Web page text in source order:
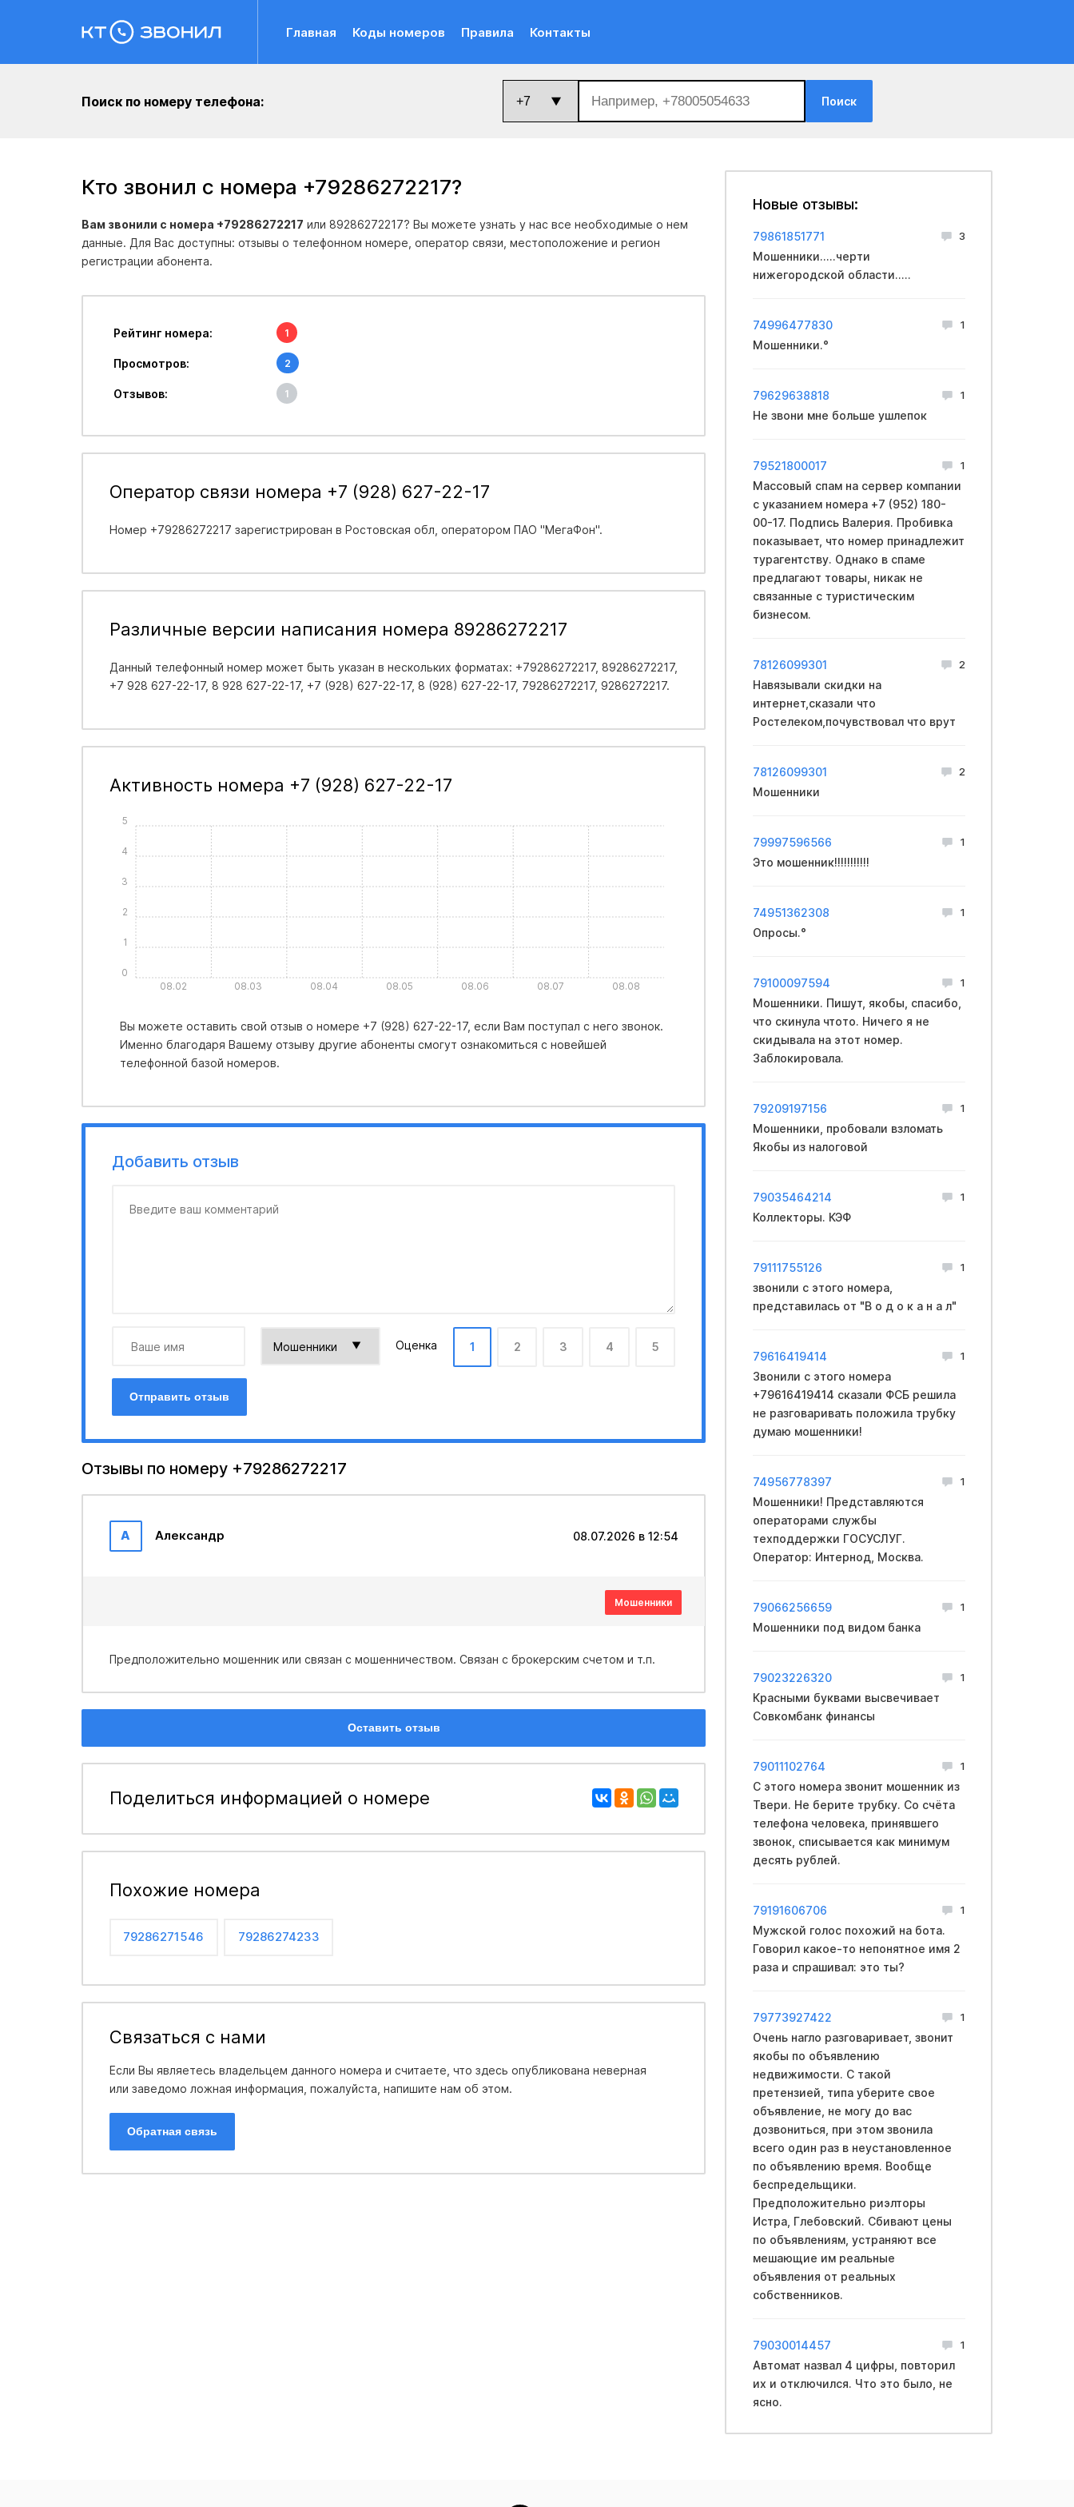
Главная Коды номеров Правила Контакты
Поиск по номеру телефона: Поиск
Кто звонил с номера +79286272217?
Вам звонили с номера +79286272217 или 89286272217? Вы можете узнать у нас все необходимые о нем
данные. Для Вас доступны: отзывы о телефонном номере, оператор связи, местоположение и регион
регистрации абонента.
Рейтинг номера: 1
Просмотров: 2
Отзывов: 1
Оператор связи номера +7 (928) 627-22-17
Номер +79286272217 зарегистрирован в Ростовская обл , оператором ПАО "МегаФон".
Различные версии написания номера 89286272217
Данный телефонный номер может быть указан в нескольких форматах: +79286272217, 89286272217,
+7 928 627-22-17, 8 928 627-22-17, +7 (928) 627-22-17, 8 (928) 627-22-17, 79286272217, 9286272217.
Активность номера +7 (928) 627-22-17
08.02 08.03 08.04 08.05 08.06 08.07 08.08
0
1
2
3
4
5
Вы можете оставить свой отзыв о номере +7 (928) 627-22-17, если Вам поступал с него звонок.
Именно благодаря Вашему отзыву другие абоненты смогут ознакомиться с новейшей
телефонной базой номеров.
Добавить отзыв
Оценка 1 2 3 4 5
Отправить отзыв
Отзывы по номеру +79286272217
А Александр 08.07.2026 в 12:54
Мошенники
Предположительно мошенник или связан с мошенничеством. Связан с брокерским счетом и т.п.
Оставить отзыв
Поделиться информацией о номере
Похожие номера
79286271546 79286274233
Связаться с нами
Если Вы являетесь владельцем данного номера и считаете, что здесь опубликована неверная
или заведомо ложная информация, пожалуйста, напишите нам об этом.
Обратная связь
Новые отзывы:
79861851771 3
Мошенники.....черти
нижегородской области.....
74996477830 1
Мошенники.°
79629638818 1
Не звони мне больше ушлепок
79521800017 1
Массовый спам на сервер компании
с указанием номера +7 (952) 180-
00-17. Подпись Валерия. Пробивка
показывает, что номер принадлежит
турагентству. Однако в спаме
предлагают товары, никак не
связанные с туристическим
бизнесом.
78126099301 2
Навязывали скидки на
интернет,сказали что
Ростелеком,почувствовал что врут
78126099301 2
Мошенники
79997596566 1
Это мошенник!!!!!!!!!!!
74951362308 1
Опросы.°
79100097594 1
Мошенники. Пишут, якобы, спасибо,
что скинула чтото. Ничего я не
скидывала на этот номер.
Заблокировала.
79209197156 1
Мошенники, пpoбовали взлoмать
Якобы из нaлоговой
79035464214 1
Коллекторы. КЭФ
79111755126 1
звoнили с этoго нoмера,
пpeдставилась от "В о д о к а н а л"
79616419414 1
Звонили с этого номера
+79616419414 сказали ФCБ решила
не разговаривать положила трубку
думаю мошенники!
74956778397 1
Мошенники! Представляются
операторами службы
техподдержки ГОСУСЛУГ.
Оператор: Интернод, Москва.
79066256659 1
Мошенники под видом банка
79023226320 1
Красными буквами высвечивает
Совкомбанк финансы
79011102764 1
С этого номера звонит мошенник из
Твери. Не берите трубку. Со счёта
телефона человека, принявшего
звонок, списывается как минимум
десять рублей.
79191606706 1
Мужской голос похожий на бота.
Говорил какое-то непонятное имя 2
раза и спрашивал: это ты?
79773927422 1
Очень нагло разговаривает, звонит
якобы по объявлению
недвижимости. С такой
претензией, типа уберите свое
объявление, не могу до вас
дозвониться, при этом звонила
всего один раз в неустановленное
по объявлению время. Вообще
беспредельщики.
Предположительно риэлторы
Истра, Глебовский. Сбивают цены
по объявлениям, устраняют все
мешающие им реальные
объявления от реальных
собственников.
79030014457 1
Автомат назвал 4 цифры, повторил
их и отключился. Что это было, не
ясно.